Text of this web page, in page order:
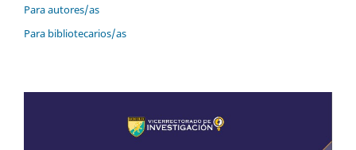
Para autores/as
Para bibliotecarios/as